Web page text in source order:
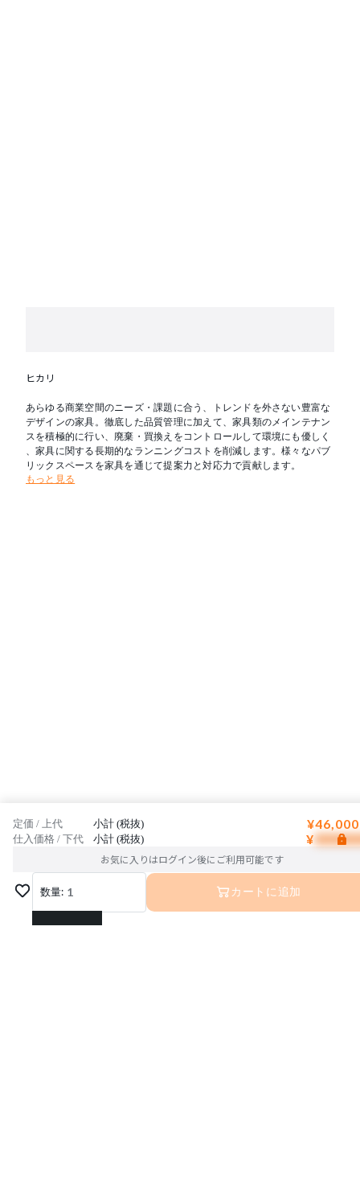
ヒカリ
あらゆる商業空間のニーズ・課題に合う、トレンドを外さない豊富な
デザインの家具。徹底した品質管理に加えて、家具類のメインテナン
スを積極的に行い、廃棄・買換えをコントロールして環境にも優しく
、家具に関する長期的なランニングコストを削減します。様々なパブ
リックスペースを家具を通じて提案力と対応力で貢献します。
もっと見る
定価 / 上代 小計 (税抜)
仕入価格 / 下代 小計 (税抜) ¥
お気に入りはログイン後にご利用可能です
数量: 1
1
カートに追加